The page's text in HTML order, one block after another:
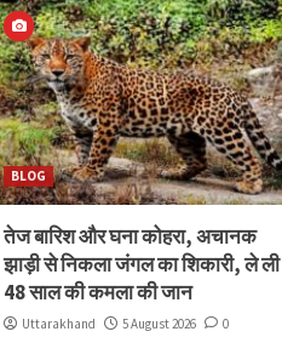
BLOG
तेज बारिश और घना कोहरा, अचानक
झाड़ी से निकला जंगल का शिकारी, ले ली
48 साल की कमला की जान
Uttarakhand 5 August 2026 0